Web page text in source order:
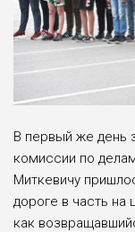
В первый же день
комиссии по
Миткевичу
дороге в часть на
как